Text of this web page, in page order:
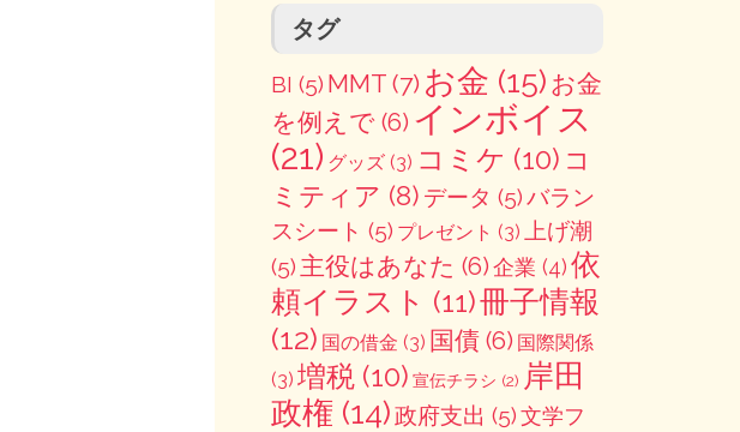
タグ
BI (5) MMT(7) お金 (15) お金
を例えで(6) インボイス
(21) グッズ(3) コミケ (10) コ
ミティア (8) データ (5)バラン
スシート (5) プレゼント (3) 上げ潮
(5) 主役はあなた (6)企業 (4)依
頼イラスト (11)冊子情報
(12) 国の借金 (3) 国債(6) 国際関係
(3) 増税(10) 宣伝チラシ (2) 岸田
政権 (14)政府支出 (5)文学フ